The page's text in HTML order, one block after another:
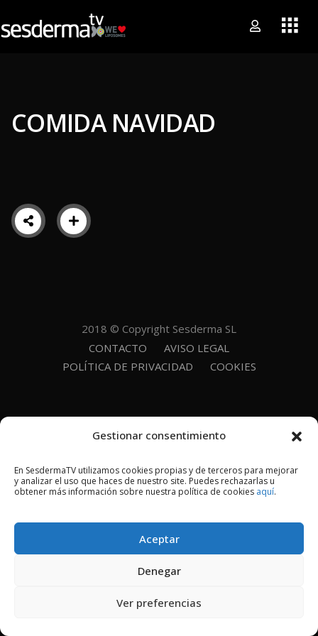
Gestionar consentimiento
En SesdermaTV utilizamos cookies propias y de terceros para mejorar
y analizar el uso que haces de nuestro site. Puedes rechazarlas u
obtener más información sobre nuestra política de cookies aquí.
Aceptar
Denegar
Ver preferencias
COMIDA NAVIDAD
2018 © Copyright Sesderma SL
CONTACTO
AVISO LEGAL
POLÍTICA DE PRIVACIDAD
COOKIES